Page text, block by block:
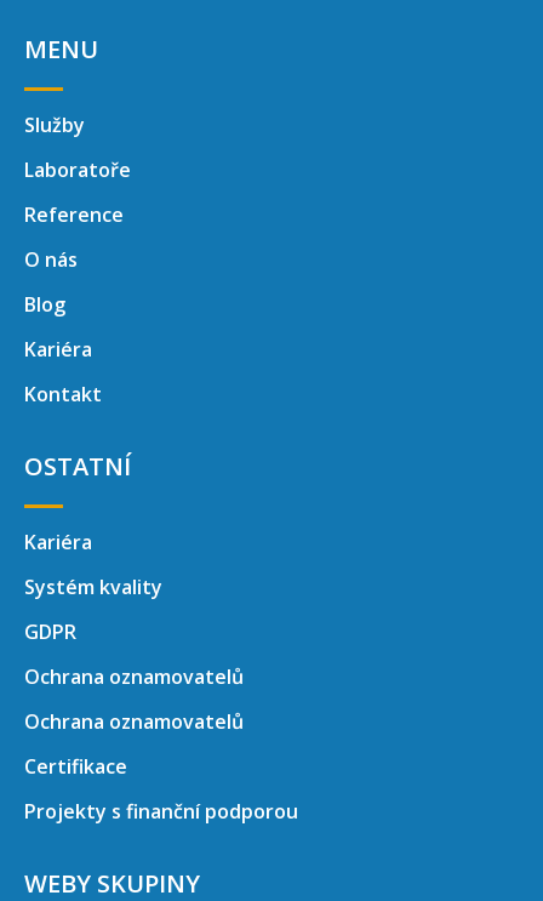
MENU
Služby
Laboratoře
Reference
O nás
Blog
Kariéra
Kontakt
OSTATNÍ
Kariéra
Systém kvality
GDPR
Ochrana oznamovatelů
Ochrana oznamovatelů
Certifikace
Projekty s finanční podporou
WEBY SKUPINY